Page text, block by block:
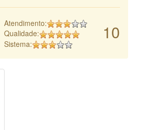
10
Atendimento:
Qualidade:
Sistema: